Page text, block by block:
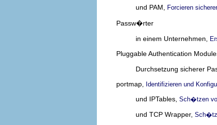
und PAM, Forcieren
Passw�rter
in einem Unternehmen,
Pluggable Authentication
Durchsetzung sicherer
portmap,
Identifizieren und
und IPTables, Sch�tzen
und TCP Wrapper,